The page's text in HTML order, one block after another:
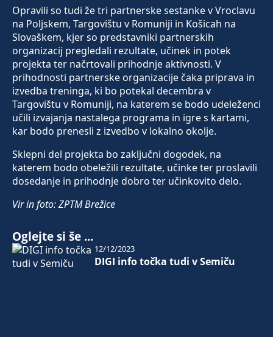
Opravili so tudi že tri partnerske sestanke v Vroclavu
na Poljskem, Targovištu v Romuniji in Košicah na
Slovaškem, kjer so predstavniki partnerskih
organizacij pregledali rezultate, učinek in potek
projekta ter načrtovali prihodnje aktivnosti. V
prihodnosti partnerske organizacije čaka priprava in
izvedba treninga, ki bo potekal decembra v
Targovištu v Romuniji, na katerem se bodo udeleženci
učili izvajanja nastalega programa in igre s kartami,
kar bodo prenesli z izvedbo v lokalno okolje.
Sklepni del projekta bo zaključni dogodek, na
katerem bodo obeležili rezultate, učinke ter proslavili
dosedanje in prihodnje dobro ter učinkovito delo.
Vir in foto: ZPTM Brežice
Oglejte si še ...
DIGI info točka tudi v Semiču
12/12/2023